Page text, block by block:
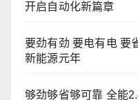
开启自动化新篇章
要劲有劲 要电有电 要
新能源元年
够劲够省够可靠 全能